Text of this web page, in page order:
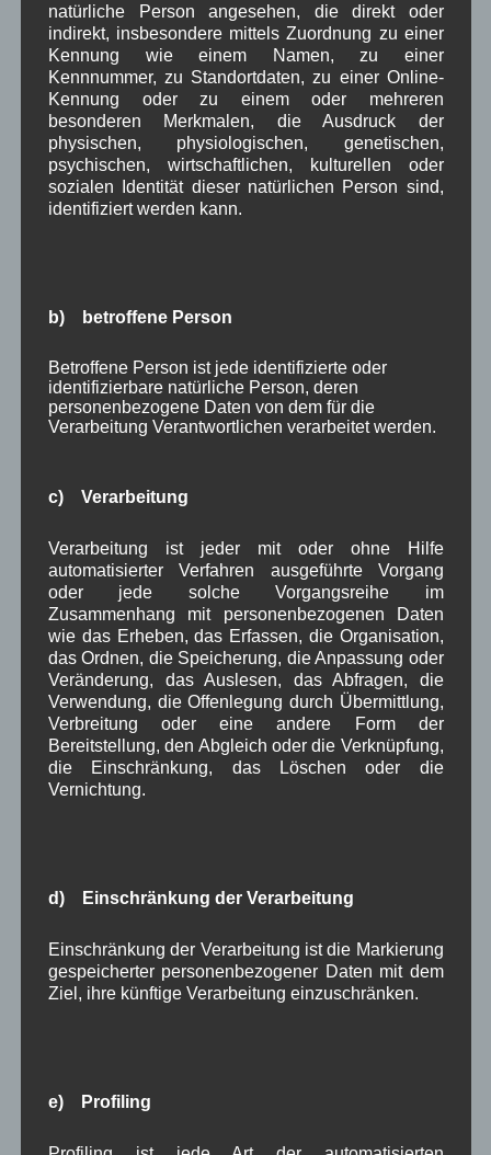
Mai 2026(11)
April 2026(8)
März 2026(9)
Februar 2026(6)
Januar 2026
Dezember 2025(14)
November 2025
Oktober 2025(8)
September 2025(5)
August 2025(2)
April 2025(8)
Februar 2025
(9)
Januar 2025(8)
Dezember 2024(7)
November 2024(14)
August 2024(2)
Juni 2024(4)
Mai 2024(4)
April 2024
(5)
März 2024(4)
Februar 2024(4)
Januar 2024(5)
Dezember 2023(8)
November 2023(5)
Oktober 2023(8)
September 2023(8)
August 2023(4)
Juli 2023(8)
März 2023
Februar 2023(3)
Dezember 2022(7)
November 2022(8)
Oktober 2022(8)
Juni 2022(4)
Mai 2022
natürliche Person angesehen, die direkt oder
indirekt, insbesondere mittels Zuordnung zu einer
Kennung wie einem Namen, zu einer
Kennnummer, zu Standortdaten, zu einer Online-
Kennung oder zu einem oder mehreren
besonderen Merkmalen, die Ausdruck der
physischen, physiologischen, genetischen,
psychischen, wirtschaftlichen, kulturellen oder
sozialen Identität dieser natürlichen Person sind,
identifiziert werden kann.
b) betroffene Person
Betroffene Person ist jede identifizierte oder
identifizierbare natürliche Person, deren
personenbezogene Daten von dem für die
Verarbeitung Verantwortlichen verarbeitet werden.
c) Verarbeitung
Verarbeitung ist jeder mit oder ohne Hilfe
automatisierter Verfahren ausgeführte Vorgang
oder jede solche Vorgangsreihe im
Zusammenhang mit personenbezogenen Daten
wie das Erheben, das Erfassen, die Organisation,
das Ordnen, die Speicherung, die Anpassung oder
Veränderung, das Auslesen, das Abfragen, die
Verwendung, die Offenlegung durch Übermittlung,
Verbreitung oder eine andere Form der
Bereitstellung, den Abgleich oder die Verknüpfung,
die Einschränkung, das Löschen oder die
Vernichtung.
d) Einschränkung der Verarbeitung
Einschränkung der Verarbeitung ist die Markierung
gespeicherter personenbezogener Daten mit dem
Ziel, ihre künftige Verarbeitung einzuschränken.
e) Profiling